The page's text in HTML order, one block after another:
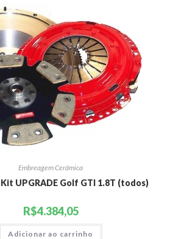
Embreagem Cerâmica
UPGRADE Golf GTI 1.8T (todos)
R$4.384,05
Adicionar ao carrinho